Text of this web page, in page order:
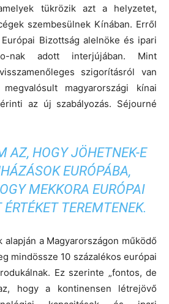
tükrözik azt a helyzetet,
szembesülnek Kínában. Erről
Bizottság alelnöke és ipari
nak adott interjújában. Mint
szigorításról van
magyarországi kínai
az új szabályozás. Séjourné
AZ, HOGY JÖHETNEK-E
EURÓPÁBA,
MEKKORA EURÓPAI
TEREMTENEK.
a Magyarországon működő
mindössze 10 százalékos európai
Ez szerinte „fontos, de
hogy a kontinensen létrejövő